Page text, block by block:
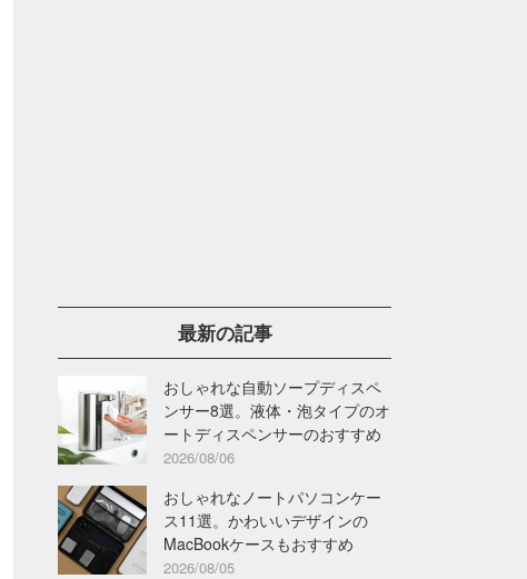
最新の記事
おしゃれな自動ソープディスペ
ンサー8選。液体・泡タイプのオ
ートディスペンサーのおすすめ
2026/08/06
おしゃれなノートパソコンケー
ス11選。かわいいデザインの
MacBookケースもおすすめ
2026/08/05